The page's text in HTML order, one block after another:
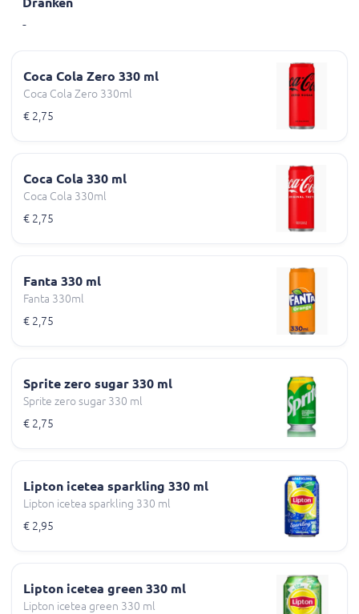
-
Coca Cola Zero 330 ml
Coca Cola Zero 330ml
€ 2,75
Coca Cola 330 ml
Coca Cola 330ml
€ 2,75
Fanta 330 ml
Fanta 330ml
€ 2,75
Sprite zero sugar 330 ml
Sprite zero sugar 330 ml
€ 2,75
Lipton icetea sparkling 330 ml
Lipton icetea sparkling 330 ml
€ 2,95
Lipton icetea green 330 ml
Lipton icetea green 330 ml